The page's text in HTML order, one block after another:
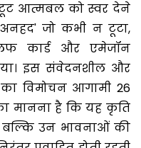
आत्मबल को स्वर देने
जो कभी न टूटा,
कार्ड और एमेजॉन
इस संवेदनशील और
का विमोचन आगामी 26
मानना है कि यह कृति
उन भावनाओं की